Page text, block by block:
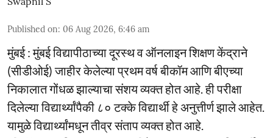
Published on: 06 Aug 2026, 6:46 am
मुंबई : मुंबई विद्यापीठाच्या दूरस्थ व ऑनलाइन शिक्षण केंद्राने
(सीडीओई) जाहीर केलेल्या प्रथम वर्ष बीकॉम आणि बीएच्या
निकालात गोंधळ झाल्याचा संशय व्यक्त होत आहे. ही परीक्षा
दिलेल्या विद्यार्थ्यांपैकी ८० टक्के विद्यार्थी हे अनुत्तीर्ण झाले आहेत.
यामुळे विद्यार्थ्यांमधून तीव्र संताप व्यक्त होत आहे.